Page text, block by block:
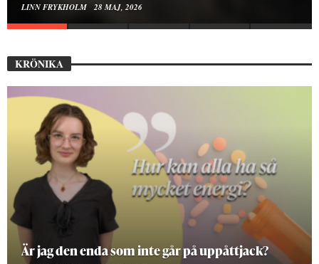
LINN FRYKHOLM 28 MAJ, 2026
KRÖNIKA
Är jag den enda som inte går på uppåttjack?